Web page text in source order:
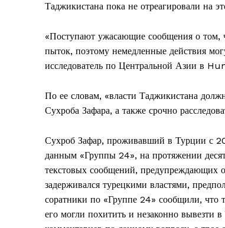
Таджикистана пока не отреагировали на
«Поступают ужасающие сообщения о том,
пыток, поэтому немедленные действия
исследователь по Центральной Азии в
По ее словам, «власти Таджикистана
Сухроба Зафара, а также срочно
Сухроб Зафар, проживавший в Турции с
данным «Группы 24», на протяжении
текстовых сообщений, предупреждающих
задерживался турецкими властями,
соратники по «Группе 24» сообщили, что
его могли похитить и незаконно вывезти